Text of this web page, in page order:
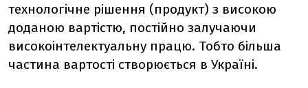
технологічне рішення (продукт) з високою
доданою вартістю, постійно залучаючи
високоінтелектуальну працю. Тобто більша
частина вартості створюється в Україні.